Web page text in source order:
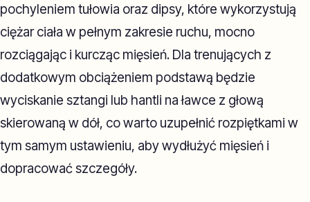
pochyleniem tułowia oraz dipsy, które wykorzystują
ciężar ciała w pełnym zakresie ruchu, mocno
rozciągając i kurcząc mięsień. Dla trenujących z
dodatkowym obciążeniem podstawą będzie
wyciskanie sztangi lub hantli na ławce z głową
skierowaną w dół, co warto uzupełnić rozpiętkami w
tym samym ustawieniu, aby wydłużyć mięsień i
dopracować szczegóły.